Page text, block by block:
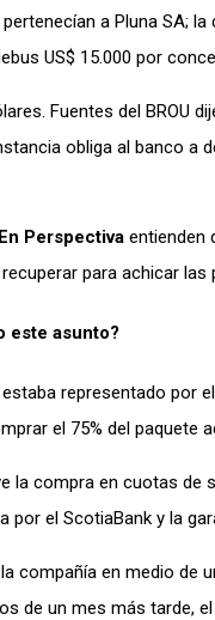
a Pluna SA;
US$ 15.000 por
Fuentes del BROU
obliga al banco a
En Perspectiva entienden
para achicar
este asunto?
representado por
el 75% del paquete
la compra en cuotas
el ScotiaBank y la
compañía en medio
de un mes más tarde,